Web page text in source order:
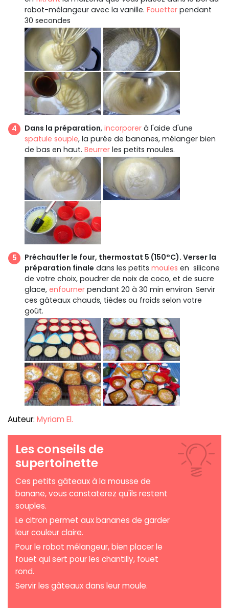
robot-mélangeur avec la vanille. Fouetter pendant
30 secondes
Dans la préparation, incorporer à l'aide d'une
spatule souple, la purée de bananes, mélanger bien
de bas en haut. Beurrer les petits moules.
Préchauffer le four, thermostat 5 (150°C). Verser la
préparation finale dans les petits moules en silicone
de votre choix, poudrer de noix de coco, et de sucre
glace, enfourner pendant 20 à 30 min environ. Servir
ces gâteaux chauds, tièdes ou froids selon votre
goût.
Auteur: Myriam El.
Les conseils de
supertoinette
Ces petits gâteaux à la mousse de
banane, vous constaterez qu'ils restent
souples.
Le citron permet aux bananes de garder
leur couleur claire.
Pour le robot mélangeur, bien placer le
fouet qui sert pour les chantilly, fouet
rond.
Servir les gâteaux dans leur moule.